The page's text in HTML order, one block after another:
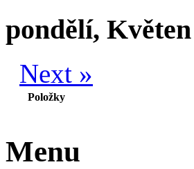
pondělí, Květen
Next »
Položky
Menu